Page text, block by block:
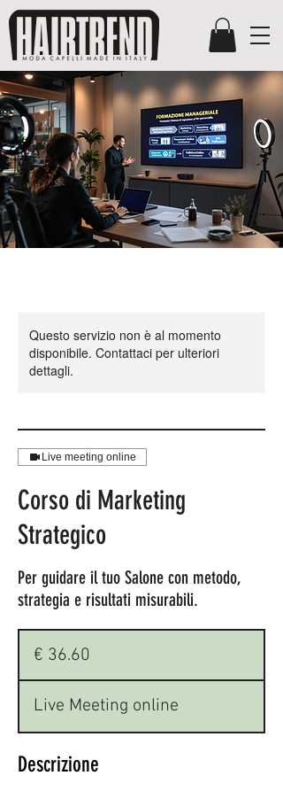
Questo servizio non è al momento
disponibile. Contattaci per ulteriori
dettagli.
Live meeting online
Corso di Marketing
Strategico
Per guidare il tuo Salone con metodo,
strategia e risultati misurabili.
euro€ 36.60
Live Meeting online
Descrizione